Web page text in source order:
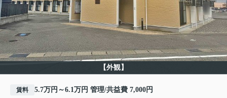
【外観】
賃料 5.7万円～6.1万円 管理/共益費 7,000円